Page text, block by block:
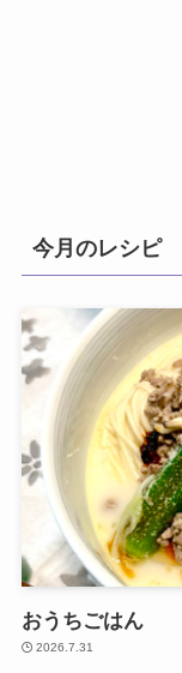
今月のレシピ
おうちごはん
2026.7.31